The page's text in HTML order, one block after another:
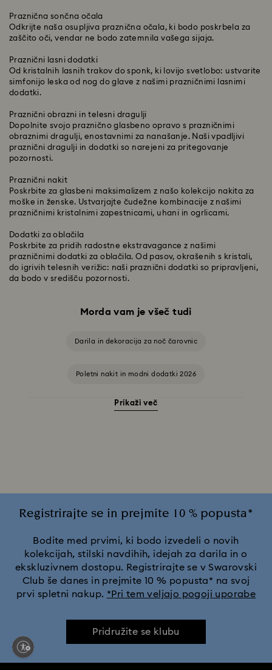
Praznična sončna očala
Odkrijte naša osupljiva praznična očala, ki bodo poskrbela za
zaščito oči, vendar ne bodo zatemnila vašega sijaja.
Praznični lasni dodatki
Od kristalnih lasnih trakov do sponk, ki lovijo svetlobo: ustvarite
simfonijo leska od nog do glave z našimi prazničnimi lasnimi
dodatki.
Praznični obrazni in telesni dragulji
Dopolnite svojo praznično glasbeno opravo s prazničnimi
obraznimi dragulji, enostavnimi za nanašanje. Naši vpadljivi
praznični dragulji in dodatki so narejeni za pritegovanje
pozornosti.
Praznični nakit
Poskrbite za glasbeni maksimalizem z našo kolekcijo nakita za
moške in ženske. Ustvarjajte čudežne kombinacije z našimi
prazničnimi kristalnimi zapestnicami, uhani in ogrlicami.
Dodatki za oblačila
Poskrbite za pridih radostne ekstravagance z našimi
prazničnimi dodatki za oblačila. Od pasov, okrašenih s kristali,
do igrivih telesnih verižic: naši praznični dodatki so pripravljeni,
da bodo v središču pozornosti.
Morda vam je všeč tudi
Darila in dekoracija za noč čarovnic
Poletni nakit in modni dodatki 2026
Darila za 20. obletnico poroke
Figurice in nakit Človek pajek Figurice in nakit Črni panter
Figurice in nakit Železni mož Figurice in okraski Wicked
Kolekcija Constella Kolekcija Curiosa
Prikaži več
Registrirajte se in prejmite 10 % popusta*
Bodite med prvimi, ki bodo izvedeli o novih
kolekcijah, stilski navdihih, idejah za darila in o
ekskluzivnem dostopu. Registrirajte se v Swarovski
Club še danes in prejmite 10 % popusta* na svoj
prvi spletni nakup. *Pri tem veljajo pogoji uporabe
Pridružite se klubu